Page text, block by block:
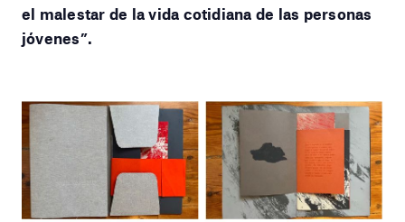
el malestar de la vida cotidiana de las personas
jóvenes”.